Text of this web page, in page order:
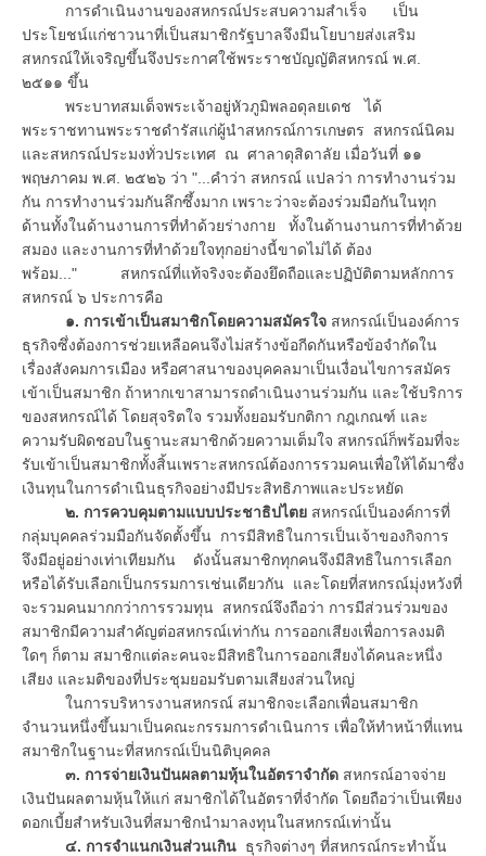
การดำเนินงานของสหกรณ์ประสบความสำเร็จ เป็น
ประโยชน์แก่ชาวนาที่เป็นสมาชิกรัฐบาลจึงมีนโยบายส่งเสริม
สหกรณ์ให้เจริญขึ้นจึงประกาศใช้พระราชบัญญัติสหกรณ์ พ.ศ.
๒๕๑๑ ขึ้น
พระบาทสมเด็จพระเจ้าอยู่หัวภูมิพลอดุลยเดช ได้
พระราชทานพระราชดำรัสแก่ผู้นำสหกรณ์การเกษตร สหกรณ์นิคม
และสหกรณ์ประมงทั่วประเทศ ณ ศาลาดุสิดาลัย เมื่อวันที่ ๑๑
พฤษภาคม พ.ศ. ๒๕๒๖ ว่า "...คำว่า สหกรณ์ แปลว่า การทำงานร่วม
กัน การทำงานร่วมกันลึกซึ้งมาก เพราะว่าจะต้องร่วมมือกันในทุก
ด้านทั้งในด้านงานการที่ทำด้วยร่างกาย ทั้งในด้านงานการที่ทำด้วย
สมอง และงานการที่ทำด้วยใจทุกอย่างนี้ขาดไม่ได้ ต้อง
พร้อม..." สหกรณ์ที่แท้จริงจะต้องยึดถือและปฏิบัติตามหลักการ
สหกรณ์ ๖ ประการคือ
๑. การเข้าเป็นสมาชิกโดยความสมัครใจ สหกรณ์เป็นองค์การ
ธุรกิจซึ่งต้องการช่วยเหลือคนจึงไม่สร้างข้อกีดกันหรือข้อจำกัดใน
เรื่องสังคมการเมือง หรือศาสนาของบุคคลมาเป็นเงื่อนไขการสมัคร
เข้าเป็นสมาชิก ถ้าหากเขาสามารถดำเนินงานร่วมกัน และใช้บริการ
ของสหกรณ์ได้ โดยสุจริตใจ รวมทั้งยอมรับกติกา กฎเกณฑ์ และ
ความรับผิดชอบในฐานะสมาชิกด้วยความเต็มใจ สหกรณ์ก็พร้อมที่จะ
รับเข้าเป็นสมาชิกทั้งสิ้นเพราะสหกรณ์ต้องการรวมคนเพื่อให้ได้มาซึ่ง
เงินทุนในการดำเนินธุรกิจอย่างมีประสิทธิภาพและประหยัด
๒. การควบคุมตามแบบประชาธิปไตย สหกรณ์เป็นองค์การที่
กลุ่มบุคคลร่วมมือกันจัดตั้งขึ้น การมีสิทธิในการเป็นเจ้าของกิจการ
จึงมีอยู่อย่างเท่าเทียมกัน ดังนั้นสมาชิกทุกคนจึงมีสิทธิในการเลือก
หรือได้รับเลือกเป็นกรรมการเช่นเดียวกัน และโดยที่สหกรณ์มุ่งหวังที่
จะรวมคนมากกว่าการรวมทุน สหกรณ์จึงถือว่า การมีส่วนร่วมของ
สมาชิกมีความสำคัญต่อสหกรณ์เท่ากัน การออกเสียงเพื่อการลงมติ
ใดๆ ก็ตาม สมาชิกแต่ละคนจะมีสิทธิในการออกเสียงได้คนละหนึ่ง
เสียง และมติของที่ประชุมยอมรับตามเสียงส่วนใหญ่
ในการบริหารงานสหกรณ์ สมาชิกจะเลือกเพื่อนสมาชิก
จำนวนหนึ่งขึ้นมาเป็นคณะกรรมการดำเนินการ เพื่อให้ทำหน้าที่แทน
สมาชิกในฐานะที่สหกรณ์เป็นนิติบุคคล
๓. การจ่ายเงินปันผลตามหุ้นในอัตราจำกัด สหกรณ์อาจจ่าย
เงินปันผลตามหุ้นให้แก่ สมาชิกได้ในอัตราที่จำกัด โดยถือว่าเป็นเพียง
ดอกเบี้ยสำหรับเงินที่สมาชิกนำมาลงทุนในสหกรณ์เท่านั้น
๔. การจำแนกเงินส่วนเกิน ธุรกิจต่างๆ ที่สหกรณ์กระทำนั้น